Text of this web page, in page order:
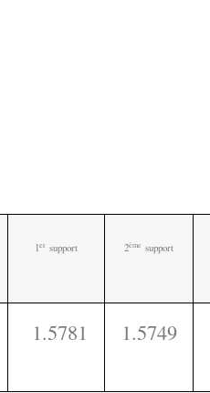
1er support 2ème support
1.5781 1.5749